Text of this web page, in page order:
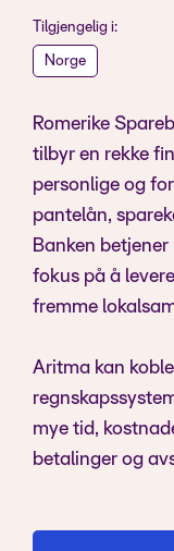
Tilgjengelig i:
Norge
Romerike
tilbyr en rekke
personlige og
pantelån,
Banken
fokus på å
fremme
Aritma kan
mye tid,
betalinger og